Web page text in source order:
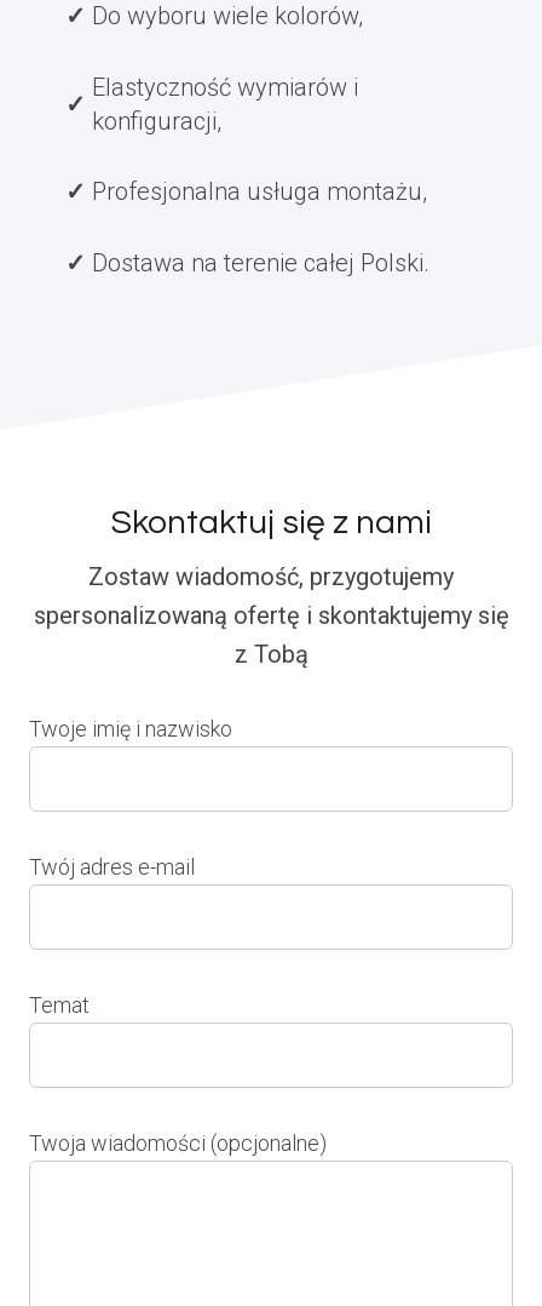
Do wyboru wiele kolorów,
Elastyczność wymiarów i
konfiguracji,
Profesjonalna usługa montażu,
Dostawa na terenie całej Polski.
Skontaktuj się z nami
Zostaw wiadomość, przygotujemy
spersonalizowaną ofertę i skontaktujemy się
z Tobą
Twoje imię i nazwisko
Twój adres e-mail
Temat
Twoja wiadomości (opcjonalne)